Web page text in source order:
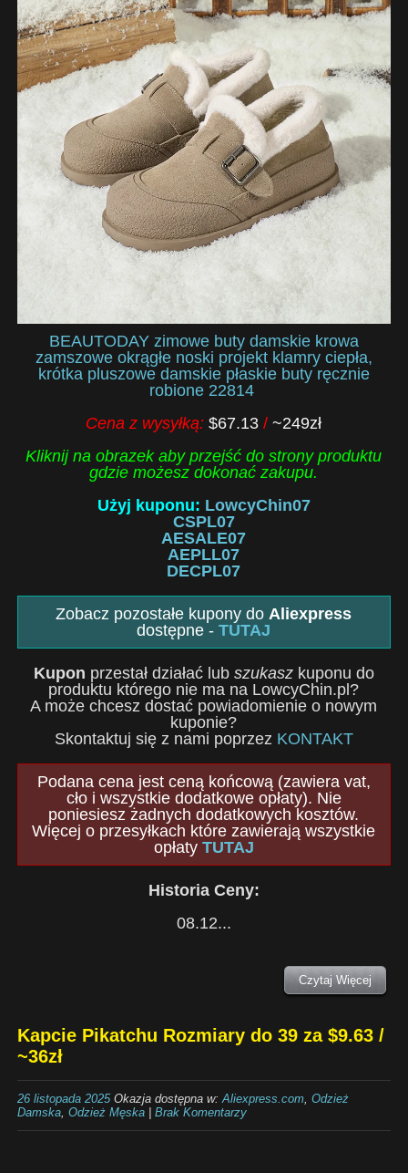
BEAUTODAY zimowe buty damskie krowa
zamszowe okrągłe noski projekt klamry ciepła,
krótka pluszowe damskie płaskie buty ręcznie
robione 22814
Cena z wysyłką:$67.13/~249zł
Kliknij na obrazek aby przejść do strony produktu
gdzie możesz dokonać zakupu.
Użyj kuponu: LowcyChin07
CSPL07
AESALE07
AEPLL07
DECPL07
Zobacz pozostałe kupony do Aliexpress
dostępne -TUTAJ
Kupon przestał działać lub szukaszkuponu do
produktu którego nie ma na LowcyChin.pl?
A może chcesz dostać powiadomienie o nowym
kuponie?
Skontaktuj się z nami poprzez KONTAKT
Podana cena jest ceną końcową (zawiera vat,
cło i wszystkie dodatkowe opłaty). Nie
poniesiesz żadnych dodatkowych kosztów.
Więcej o przesyłkach które zawierają wszystkie
opłaty TUTAJ
Historia Ceny:
08.12...
Czytaj Więcej
Kapcie Pikatchu Rozmiary do 39 za $9.63 /
~36zł
26 listopada 2025Okazja dostępna w: Aliexpress.com, Odzież
Damska, Odzież Męska| Brak Komentarzy